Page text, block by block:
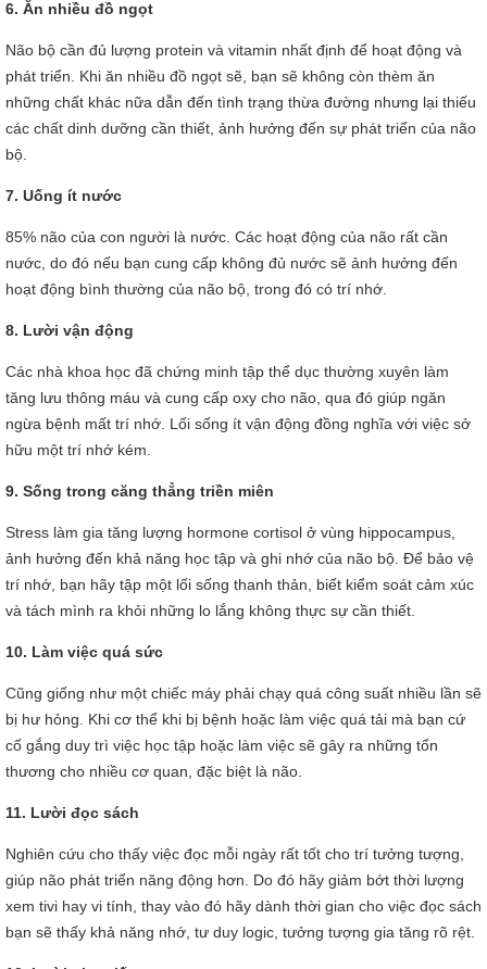
6. Ăn nhiều đồ ngọt
Não bộ cần đủ lượng protein và vitamin nhất định để hoạt động và
phát triển. Khi ăn nhiều đồ ngọt sẽ, bạn sẽ không còn thèm ăn
những chất khác nữa dẫn đến tình trạng thừa đường nhưng lại thiếu
các chất dinh dưỡng cần thiết, ảnh hưởng đến sự phát triển của não
bộ.
7. Uống ít nước
85% não của con người là nước. Các hoạt động của não rất cần
nước, do đó nếu bạn cung cấp không đủ nước sẽ ảnh hưởng đến
hoạt động bình thường của não bộ, trong đó có trí nhớ.
8. Lười vận động
Các nhà khoa học đã chứng minh tập thể dục thường xuyên làm
tăng lưu thông máu và cung cấp oxy cho não, qua đó giúp ngăn
ngừa bệnh mất trí nhớ. Lối sống ít vận động đồng nghĩa với việc sở
hữu một trí nhớ kém.
9. Sống trong căng thẳng triền miên
Stress làm gia tăng lượng hormone cortisol ở vùng hippocampus,
ảnh hưởng đến khả năng học tập và ghi nhớ của não bộ. Để bảo vệ
trí nhớ, bạn hãy tập một lối sống thanh thản, biết kiểm soát cảm xúc
và tách mình ra khỏi những lo lắng không thực sự cần thiết.
10. Làm việc quá sức
Cũng giống như một chiếc máy phải chạy quá công suất nhiều lần sẽ
bị hư hỏng. Khi cơ thể khi bị bệnh hoặc làm việc quá tải mà bạn cứ
cố gắng duy trì việc học tập hoặc làm việc sẽ gây ra những tổn
thương cho nhiều cơ quan, đặc biệt là não.
11. Lười đọc sách
Nghiên cứu cho thấy việc đọc mỗi ngày rất tốt cho trí tưởng tượng,
giúp não phát triển năng động hơn. Do đó hãy giảm bớt thời lượng
xem tivi hay vi tính, thay vào đó hãy dành thời gian cho việc đọc sách
bạn sẽ thấy khả năng nhớ, tư duy logic, tưởng tượng gia tăng rõ rệt.